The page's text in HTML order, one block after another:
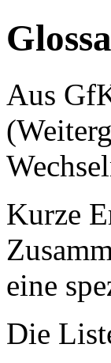
Aus
Kurze
eine
Die